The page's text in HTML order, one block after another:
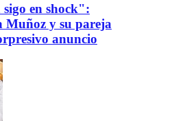
en shock":
Muñoz y su pareja
anuncio